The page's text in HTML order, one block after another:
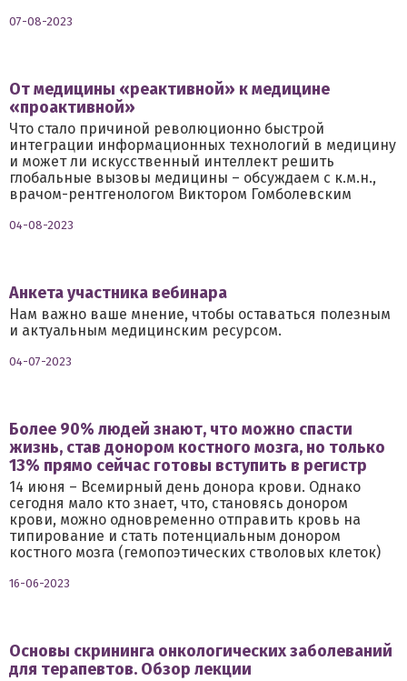
07-08-2023
От медицины «реактивной» к медицине
«проактивной»
Что стало причиной революционно быстрой
интеграции информационных технологий в медицину
и может ли искусственный интеллект решить
глобальные вызовы медицины – обсуждаем с к.м.н.,
врачом-рентгенологом Виктором Гомболевским
04-08-2023
Анкета участника вебинара
Нам важно ваше мнение, чтобы оставаться полезным
и актуальным медицинским ресурсом.
04-07-2023
Более 90% людей знают, что можно спасти
жизнь, став донором костного мозга, но только
13% прямо сейчас готовы вступить в регистр
14 июня – Всемирный день донора крови. Однако
сегодня мало кто знает, что, становясь донором
крови, можно одновременно отправить кровь на
типирование и стать потенциальным донором
костного мозга (гемопоэтических стволовых клеток)
16-06-2023
Основы скрининга онкологических заболеваний
для терапевтов. Обзор лекции